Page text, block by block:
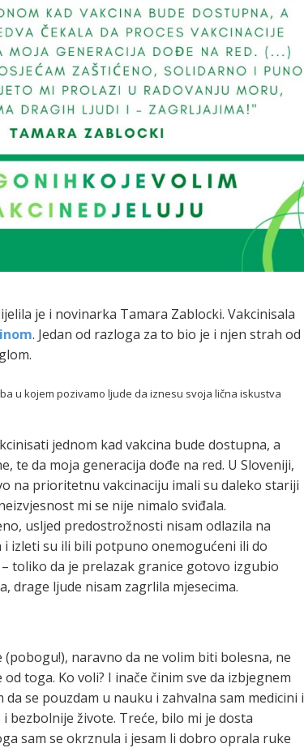
je i novinarka Tamara Zablocki. Vakcinisala
. Jedan od razloga za to bio je i njen strah od
u kojem pozivamo ljude da iznesu svoja lična iskustva
jednom kad vakcina bude dostupna, a
te da moja generacija dođe na red. U Sloveniji,
na prioritetnu vakcinaciju imali su daleko stariji
mi se nije nimalo sviđala.
usljed predostrožnosti nisam odlazila na
izleti su ili bili potpuno onemogućeni ili do
toliko da je prelazak granice gotovo izgubio
drage ljude nisam zagrlila mjesecima.
naravno da ne volim biti bolesna, ne
toga. Ko voli? I inače činim sve da izbjegnem
se pouzdam u nauku i zahvalna sam medicini i
bezbolnije živote. Treće, bilo mi je dosta
sam se okrznula i jesam li dobro oprala ruke